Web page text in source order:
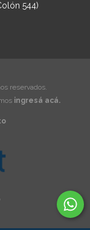
544)
reservados.
ingresá acá.